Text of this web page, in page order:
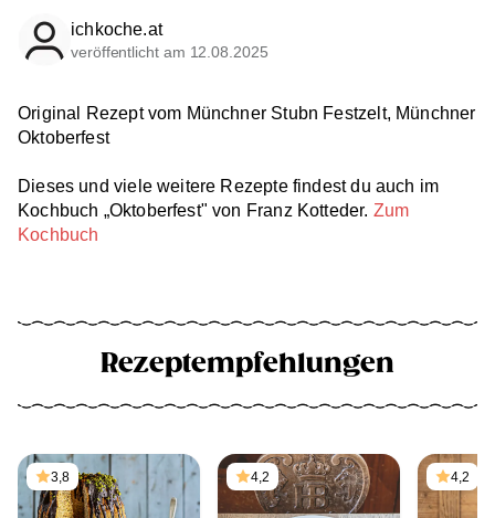
ichkoche.at
veröffentlicht am 12.08.2025
Original Rezept vom Münchner Stubn Festzelt, Münchner
Oktoberfest
Dieses und viele weitere Rezepte findest du auch im
Kochbuch „Oktoberfest" von Franz Kotteder. Zum
Kochbuch
Rezeptempfehlungen
3,8 4,2 4,2